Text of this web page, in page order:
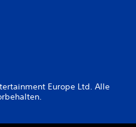
Europe Ltd. Alle